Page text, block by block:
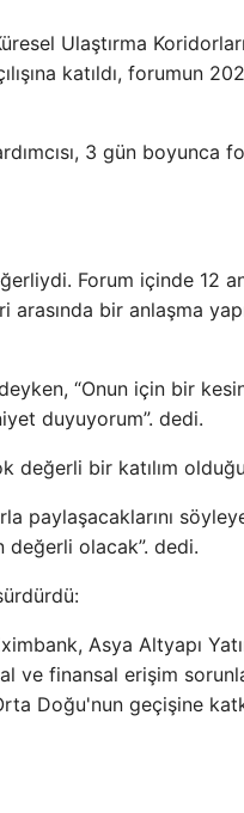
Ulaştırma
katıldı, forumun
3 gün boyunca
Forum içinde 12
bir anlaşma
“Onun için bir
duyuyorum”. dedi.
değerli bir katılım
paylaşacaklarını
olacak”. dedi.
Asya Altyapı
ve finansal erişim
Doğu'nun geçişine